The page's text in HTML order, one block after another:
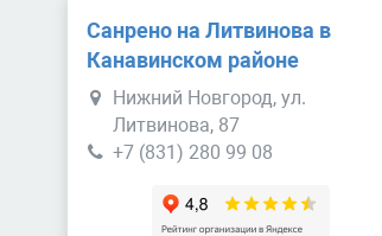
Санрено на Литвинова в
Канавинском районе
Нижний Новгород, ул.
Литвинова, 87
+7 (831) 280 99 08